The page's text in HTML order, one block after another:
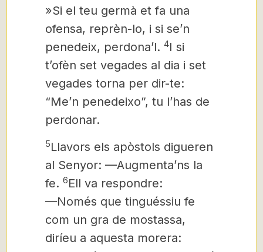
»Si el teu germà et fa una
ofensa, reprèn-lo, i si se’n
penedeix, perdona’l. 4I si
t’ofèn set vegades al dia i set
vegades torna per dir-te:
“Me’n penedeixo”, tu l’has de
perdonar.
5Llavors els apòstols digueren
al Senyor: —Augmenta’ns la
fe. 6Ell va respondre:
—Només que tinguéssiu fe
com un gra de mostassa,
diríeu a aquesta morera: